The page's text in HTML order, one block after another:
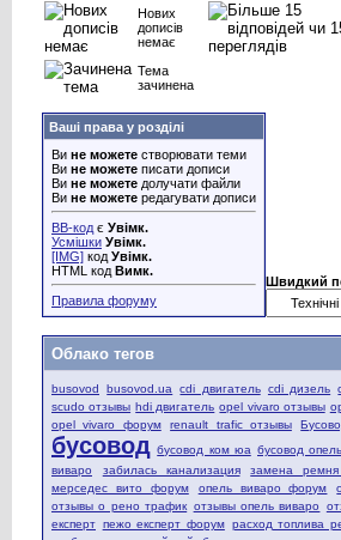
Нових
дописів
немає
Тема
зачинена
Ваші права у розділі
Ви не можете створювати теми
Ви не можете писати дописи
Ви не можете долучати файли
Ви не можете редагувати дописи
BB-код є Увімк.
Усмішки Увімк.
[IMG] код Увімк.
HTML код Вимк.
Правила форуму
Швидкий
Облако тегов
busovod busovod.ua cdi двигатель cdi дизель
scudo отзывы hdi двигатель opel vivaro отзывы
opel vivaro форум
renault trafic отзывы
бусовод бусовод ком юа бусовод
виваро
забилась канализация
замена
мерседес вито форум
опель виваро форум
отзывы о рено трафик отзывы опель виваро
експерт пежо експерт форум расход топлива